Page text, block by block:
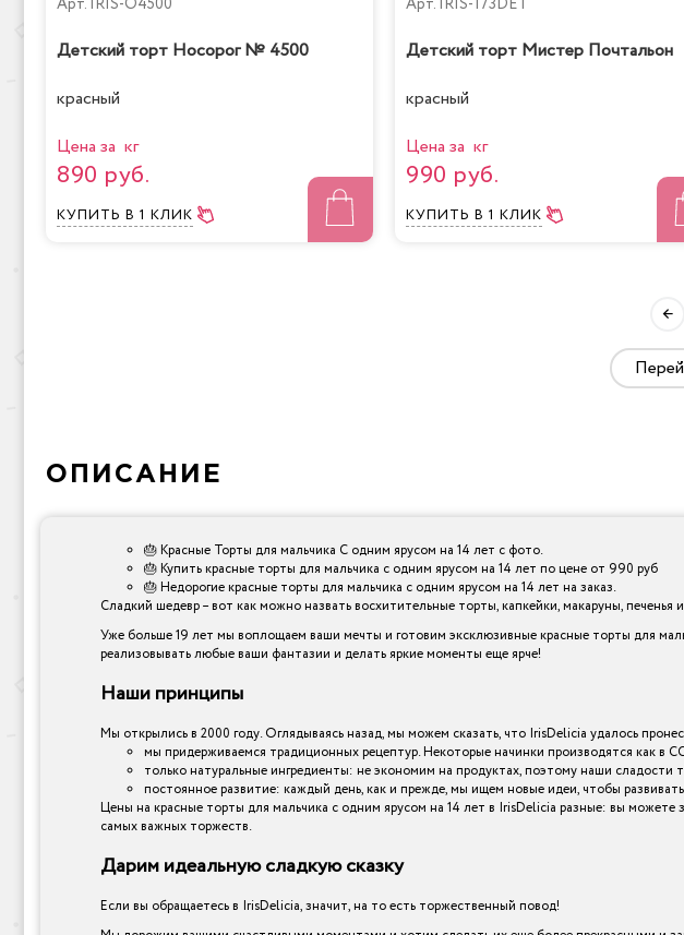
Детский торт Носорог № 4500
красный
Цена за кг
890 руб.
КУПИТЬ В 1 КЛИК
Детский торт Мистер Почтальон
красный
Цена за кг
990 руб.
КУПИТЬ В 1 КЛИК
ОПИСАНИЕ
🎂 Красные Торты для мальчика С одним ярусом на 14 лет с фото.
🎂 Купить красные торты для мальчика с одним ярусом на 14 лет по цене от 990 руб
🎂 Недорогие красные торты для мальчика с одним ярусом на 14 лет на заказ.
Сладкий шедевр – вот как можно назвать восхитительные торты, капкейки, макаруны,
Уже больше 19 лет мы воплощаем ваши мечты и готовим эксклюзивные красные торты для
реализовывать любые ваши фантазии и делать яркие моменты еще ярче!
Наши принципы
Мы открылись в 2000 году. Оглядываясь назад, мы можем сказать, что IrisDelicia удалось
мы придерживаемся традиционных рецептур. Некоторые начинки производятся как в
только натуральные ингредиенты: не экономим на продуктах, поэтому наши
постоянное развитие: каждый день, как и прежде, мы ищем новые идеи, чтобы
Цены на красные торты для мальчика с одним ярусом на 14 лет в IrisDelicia разные: вы
самых важных торжеств.
Дарим идеальную сладкую сказку
Если вы обращаетесь в IrisDelicia, значит, на то есть торжественный повод!